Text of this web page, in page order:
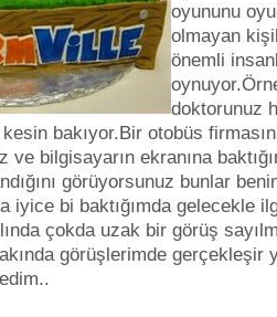
oyununu
olmayan
önemli
doktorunuz
bakıyor.Bir otobüs
ve bilgisayarın ekranına
görüyorsunuz bunlar
iyice bi baktığımda gelecekle
çokda uzak bir görüş
görüşlerimde gerçekleşir